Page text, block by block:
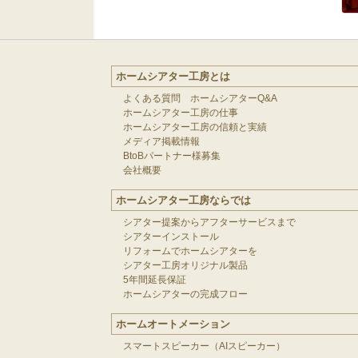
ホームシアター工房とは
よくある質問 ホームシアターQ&A
ホームシアター工房の仕事
ホームシアター工房の信頼と実績
メディア掲載情報
BtoBパートナー様募集
会社概要
ホームシアター工房ならでは
シアター提案からアフターサービスまで
シアターインストール
リフォームでホームシアターを
シアター工房オリジナル製品
5年間延長保証
ホームシアターの完成フロー
ホームオートメーション
スマートスピーカー（AIスピーカー）